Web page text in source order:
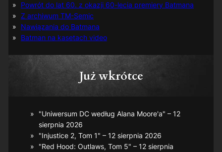
Powrót do lat 60. z okazji 60-lecia premiery Batmana
Z archiwum TM-Semic
Nawiązania do Batmana
Batman na kasetach video
Już wkrótce
"Uniwersum DC według Alana Moore'a" – 12
sierpnia 2026
"Injustice 2, Tom 1" – 12 sierpnia 2026
"Red Hood: Outlaws, Tom 5" – 12 sierpnia